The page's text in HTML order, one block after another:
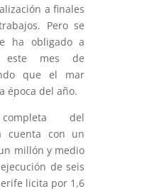
a finales
Pero se
ha obligado a
este mes de
que el mar
época del año.
del
cuenta con un
millón y medio
de seis
licita por 1,6